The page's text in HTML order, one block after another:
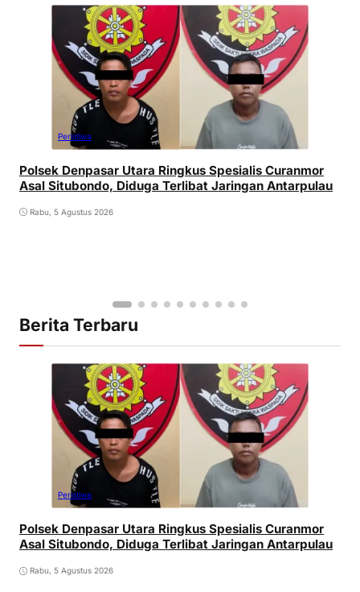
Peristiwa
Polsek Denpasar Utara Ringkus Spesialis Curanmor
Asal Situbondo, Diduga Terlibat Jaringan Antarpulau
Rabu, 5 Agustus 2026
Berita Terbaru
Peristiwa
Polsek Denpasar Utara Ringkus Spesialis Curanmor
Asal Situbondo, Diduga Terlibat Jaringan Antarpulau
Rabu, 5 Agustus 2026